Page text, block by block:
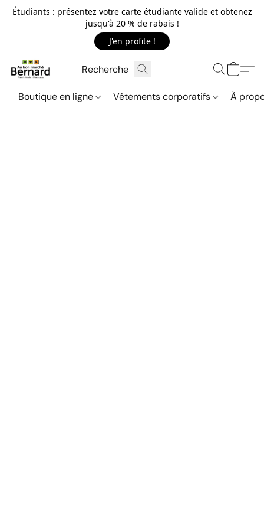
Étudiants : présentez votre carte étudiante valide et obtenez
jusqu'à 20 % de rabais !
J'en profite !
Boutique en ligne Vêtements corporatifs À